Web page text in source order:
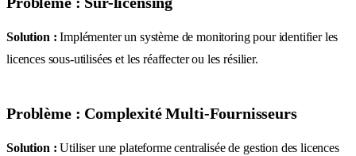
Solution : Implémenter un système de monitoring pour identifier les
licences sous-utilisées et les réaffecter ou les résilier.
Problème : Complexité Multi-Fournisseurs
Solution : Utiliser une plateforme centralisée de gestion des licences